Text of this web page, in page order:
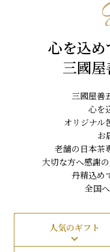
心を込
三國
三國屋善
心を
オリジナル
お
老舗の日本茶
大切な方へ感謝
丹精込め
全国
人気のギフト